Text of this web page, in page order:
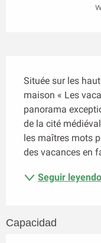
Située sur les
maison « Les
panorama
de la cité
les maîtres mots
des vacances en
Seguir leyendo
Capacidad